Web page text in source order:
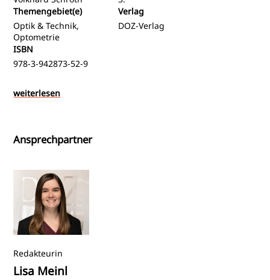
der MKH mit zahlreichen Literaturhinweisen zu finden.
Themengebiet(e)
Optik & Technik,
Optometrie
Verlag
DOZ-Verlag
ISBN
978-3-942873-52-9
weiterlesen
Ansprechpartner
Redakteurin
Lisa Meinl